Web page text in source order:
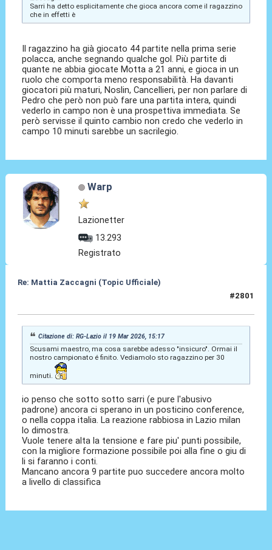
Sarri ha detto esplicitamente che gioca ancora come il ragazzino
che in effetti è
Il ragazzino ha già giocato 44 partite nella prima serie
polacca, anche segnando qualche gol. Più partite di
quante ne abbia giocate Motta a 21 anni, e gioca in un
ruolo che comporta meno responsabilità. Ha davanti
giocatori più maturi, Noslin, Cancellieri, per non parlare di
Pedro che però non può fare una partita intera, quindi
vederlo in campo non è una prospettiva immediata. Se
però servisse il quinto cambio non credo che vederlo in
campo 10 minuti sarebbe un sacrilegio.
Warp
Lazionetter
13.293
Registrato
Re: Mattia Zaccagni (Topic Ufficiale)
#2801
Citazione di: RG-Lazio il 19 Mar 2026, 15:17
Scusami maestro, ma cosa sarebbe adesso "insicuro". Ormai il
nostro campionato é finito. Vediamolo sto ragazzino per 30
minuti.
io penso che sotto sotto sarri (e pure l'abusivo
padrone) ancora ci sperano in un posticino conference,
o nella coppa italia. La reazione rabbiosa in Lazio milan
lo dimostra.
Vuole tenere alta la tensione e fare piu' punti possibile,
con la migliore formazione possibile poi alla fine o giu di
li si faranno i conti.
Mancano ancora 9 partite puo succedere ancora molto
a livello di classifica